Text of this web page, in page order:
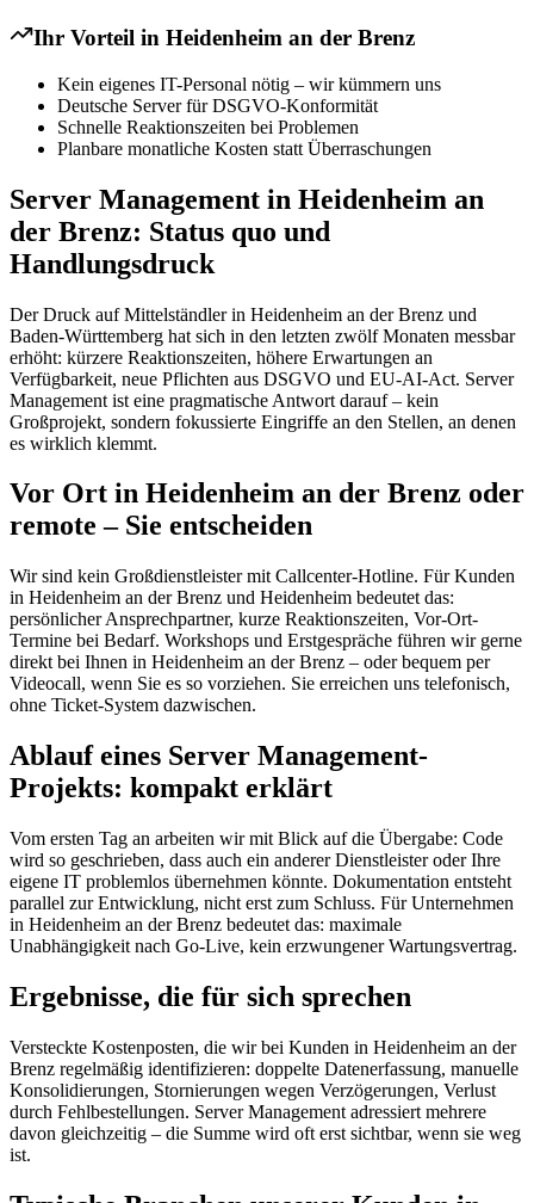
Ihr Vorteil in Heidenheim an der Brenz
Kein eigenes IT-Personal nötig – wir kümmern uns
Deutsche Server für DSGVO-Konformität
Schnelle Reaktionszeiten bei Problemen
Planbare monatliche Kosten statt Überraschungen
Server Management in Heidenheim an
der Brenz: Status quo und
Handlungsdruck
Der Druck auf Mittelständler in Heidenheim an der Brenz und
Baden-Württemberg hat sich in den letzten zwölf Monaten messbar
erhöht: kürzere Reaktionszeiten, höhere Erwartungen an
Verfügbarkeit, neue Pflichten aus DSGVO und EU-AI-Act. Server
Management ist eine pragmatische Antwort darauf – kein
Großprojekt, sondern fokussierte Eingriffe an den Stellen, an denen
es wirklich klemmt.
Vor Ort in Heidenheim an der Brenz oder
remote – Sie entscheiden
Wir sind kein Großdienstleister mit Callcenter-Hotline. Für Kunden
in Heidenheim an der Brenz und Heidenheim bedeutet das:
persönlicher Ansprechpartner, kurze Reaktionszeiten, Vor-Ort-
Termine bei Bedarf. Workshops und Erstgespräche führen wir gerne
direkt bei Ihnen in Heidenheim an der Brenz – oder bequem per
Videocall, wenn Sie es so vorziehen. Sie erreichen uns telefonisch,
ohne Ticket-System dazwischen.
Ablauf eines Server Management-
Projekts: kompakt erklärt
Vom ersten Tag an arbeiten wir mit Blick auf die Übergabe: Code
wird so geschrieben, dass auch ein anderer Dienstleister oder Ihre
eigene IT problemlos übernehmen könnte. Dokumentation entsteht
parallel zur Entwicklung, nicht erst zum Schluss. Für Unternehmen
in Heidenheim an der Brenz bedeutet das: maximale
Unabhängigkeit nach Go-Live, kein erzwungener Wartungsvertrag.
Ergebnisse, die für sich sprechen
Versteckte Kostenposten, die wir bei Kunden in Heidenheim an der
Brenz regelmäßig identifizieren: doppelte Datenerfassung, manuelle
Konsolidierungen, Stornierungen wegen Verzögerungen, Verlust
durch Fehlbestellungen. Server Management adressiert mehrere
davon gleichzeitig – die Summe wird oft erst sichtbar, wenn sie weg
ist.